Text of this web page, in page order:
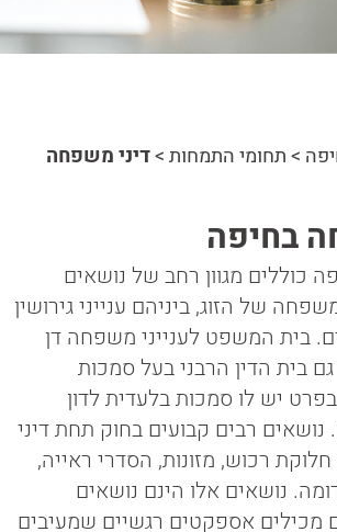
>תחומי התמחות>דיני משפחה
בחיפה
כוללים מגוון רחב של נושאים
של הזוג, ביניהם ענייני גירושין
בית המשפט לענייני משפחה דן
בית הדין הרבני בעל סמכות
יש לו סמכות בלעדית לדון
נושאים רבים קבועים בחוק תחת דיני
רכוש, מזונות, הסדרי ראייה,
נושאים אלו הינם נושאים
מכילים אספקטים רגשיים שמעיבים